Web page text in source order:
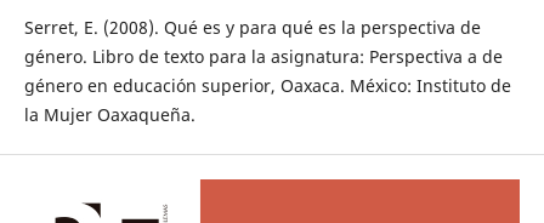
Serret, E. (2008). Qué es y para qué es la perspectiva de
género. Libro de texto para la asignatura: Perspectiva a de
género en educación superior, Oaxaca. México: Instituto de
la Mujer Oaxaqueña.